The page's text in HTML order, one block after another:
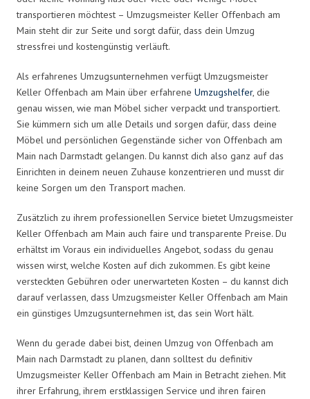
transportieren möchtest – Umzugsmeister Keller Offenbach am
Main steht dir zur Seite und sorgt dafür, dass dein Umzug
stressfrei und kostengünstig verläuft.
Als erfahrenes Umzugsunternehmen verfügt Umzugsmeister
Keller Offenbach am Main über erfahrene Umzugshelfer, die
genau wissen, wie man Möbel sicher verpackt und transportiert.
Sie kümmern sich um alle Details und sorgen dafür, dass deine
Möbel und persönlichen Gegenstände sicher von Offenbach am
Main nach Darmstadt gelangen. Du kannst dich also ganz auf das
Einrichten in deinem neuen Zuhause konzentrieren und musst dir
keine Sorgen um den Transport machen.
Zusätzlich zu ihrem professionellen Service bietet Umzugsmeister
Keller Offenbach am Main auch faire und transparente Preise. Du
erhältst im Voraus ein individuelles Angebot, sodass du genau
wissen wirst, welche Kosten auf dich zukommen. Es gibt keine
versteckten Gebühren oder unerwarteten Kosten – du kannst dich
darauf verlassen, dass Umzugsmeister Keller Offenbach am Main
ein günstiges Umzugsunternehmen ist, das sein Wort hält.
Wenn du gerade dabei bist, deinen Umzug von Offenbach am
Main nach Darmstadt zu planen, dann solltest du definitiv
Umzugsmeister Keller Offenbach am Main in Betracht ziehen. Mit
ihrer Erfahrung, ihrem erstklassigen Service und ihren fairen